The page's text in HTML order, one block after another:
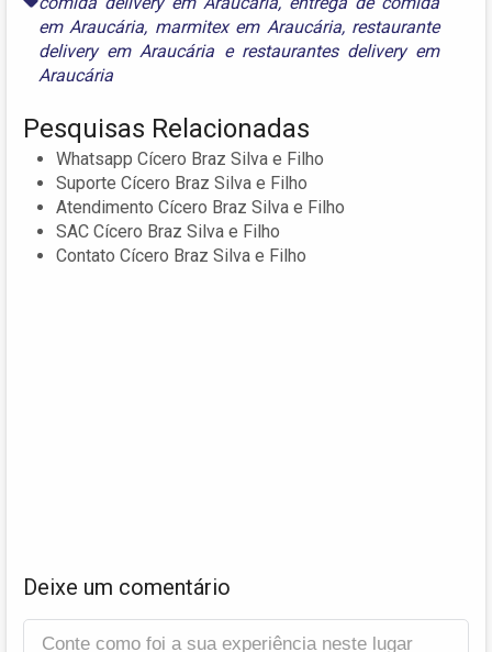
em Araucária, marmitex em Araucária, restaurante
delivery em Araucária e restaurantes delivery em
Araucária
Pesquisas Relacionadas
Whatsapp Cícero Braz Silva e Filho
Suporte Cícero Braz Silva e Filho
Atendimento Cícero Braz Silva e Filho
SAC Cícero Braz Silva e Filho
Contato Cícero Braz Silva e Filho
Deixe um comentário